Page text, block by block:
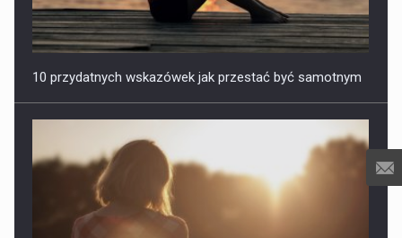
10 przydatnych wskazówek jak przestać być samotnym